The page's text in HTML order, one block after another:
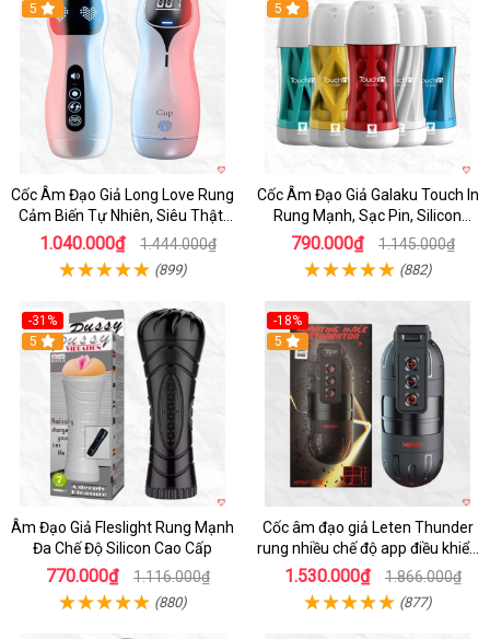
5
Cốc Âm Đạo Giả Long Love Rung
Cảm Biến Tự Nhiên, Siêu Thật,
Sướng
1.040.000₫ 1.444.000₫
(899)
Hot
5
Cốc Âm Đạo Giả Galaku Touch In
Rung Mạnh, Sạc Pin, Silicon
Mềm
790.000₫ 1.145.000₫
(882)
-31%
5
Âm Đạo Giả Fleslight Rung Mạnh
Đa Chế Độ Silicon Cao Cấp
770.000₫ 1.116.000₫
(880)
-18%
5
Cốc âm đạo giả Leten Thunder
rung nhiều chế độ app điều khiển
tiện lợi
1.530.000₫ 1.866.000₫
(877)